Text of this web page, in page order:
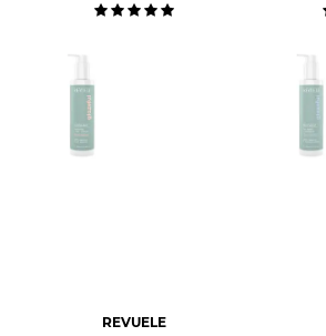
REVUELE